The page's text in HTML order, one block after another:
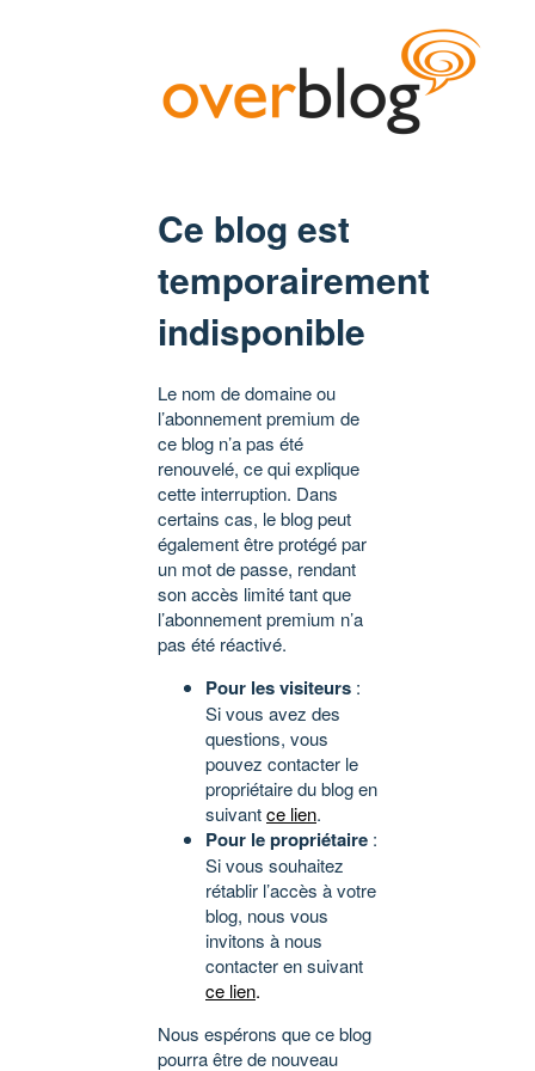
Ce blog est
temporairement
indisponible
Le nom de domaine ou
l’abonnement premium de
ce blog n’a pas été
renouvelé, ce qui explique
cette interruption. Dans
certains cas, le blog peut
également être protégé par
un mot de passe, rendant
son accès limité tant que
l’abonnement premium n’a
pas été réactivé.
Pour les visiteurs :
Si vous avez des
questions, vous
pouvez contacter le
propriétaire du blog en
suivantce lien.
Pour le propriétaire :
Si vous souhaitez
rétablir l’accès à votre
blog, nous vous
invitons à nous
contacter en suivant
ce lien.
Nous espérons que ce blog
pourra être de nouveau